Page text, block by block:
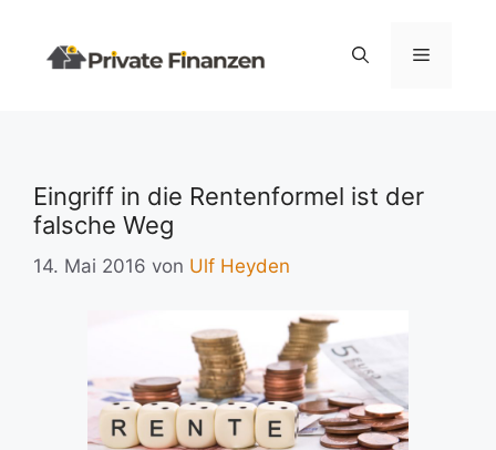
springen
Menü
Eingriff in die Rentenformel ist der
falsche Weg
14. Mai 2016 von Ulf Heyden